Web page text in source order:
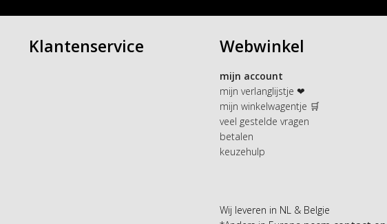
Klantenservice Webwinkel
mijn account
mijn verlanglijstje ❤
mijn winkelwagentje 🛒
veel gestelde vragen
betalen
keuzehulp
Wij leveren in NL & Belgie